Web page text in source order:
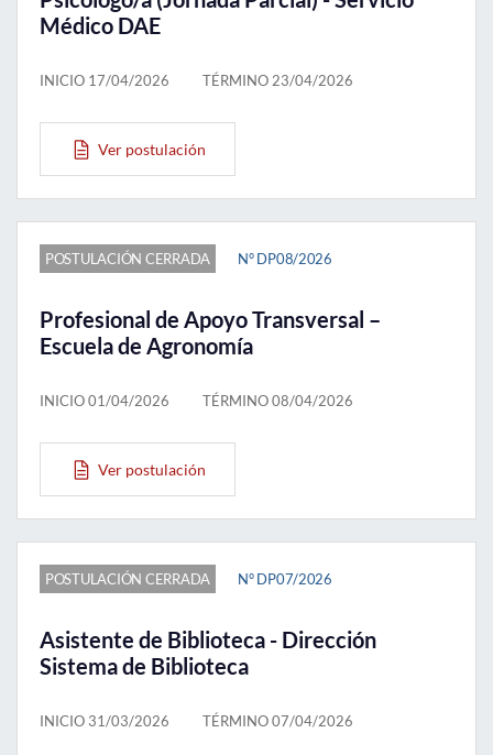
Funcionarios
Alumni
English
Médico DAE
INICIO 17/04/2026 TÉRMINO 23/04/2026
Ver postulación
POSTULACIÓN CERRADA N° DP08/2026
Profesional de Apoyo Transversal –
Escuela de Agronomía
INICIO 01/04/2026 TÉRMINO 08/04/2026
Ver postulación
POSTULACIÓN CERRADA N° DP07/2026
Asistente de Biblioteca - Dirección
Sistema de Biblioteca
INICIO 31/03/2026 TÉRMINO 07/04/2026